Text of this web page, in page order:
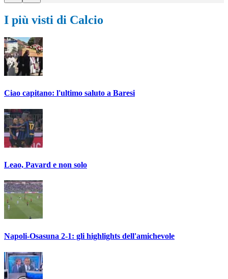
I più visti di Calcio
Ciao capitano: l'ultimo saluto a Baresi
Leao, Pavard e non solo
Napoli-Osasuna 2-1: gli highlights dell'amichevole